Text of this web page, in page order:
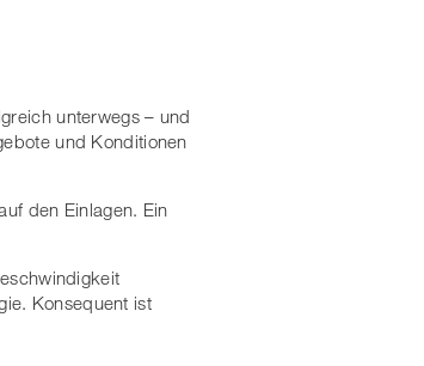
unterwegs – und
und Konditionen
den Einlagen. Ein
Konsequent ist